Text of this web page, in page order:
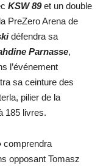
KSW 89et un double
PreZero Arena de
défendra sa
Parnasse,
l’événement
sa ceinture des
pilier de la
185 livres.
comprendra
opposant Tomasz